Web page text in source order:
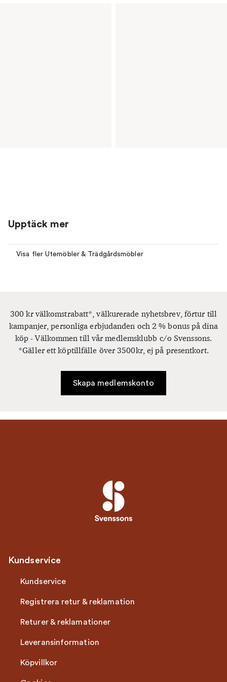
Upptäck mer
Visa fler Utemöbler & Trädgårdsmöbler
300 kr välkomstrabatt*, välkurerade nyhetsbrev, förtur till
kampanjer, personliga erbjudanden och 2 % bonus på dina
köp - Välkommen till vår medlemsklubb c/o Svenssons.
*Gäller ett köptillfälle över 3500kr, ej på presentkort.
Skapa medlemskonto
Kundservice
Kundservice
Registrera retur & reklamation
Returer & reklamationer
Leveransinformation
Köpvillkor